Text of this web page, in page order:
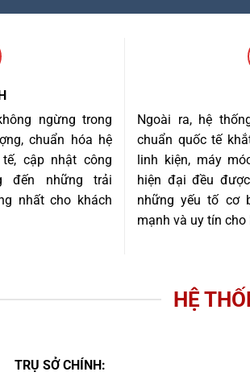
ngừng trong
chuẩn hóa hệ
cập nhật công
đến những trải
nhất cho khách
Ngoài ra, hệ
chuẩn quốc tế
linh kiện, máy
hiện đại đều
những yếu tố cơ
mạnh và uy tín
HỆ
TRỤ SỞ CHÍNH: